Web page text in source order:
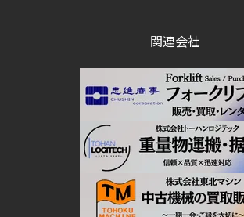
関連会社